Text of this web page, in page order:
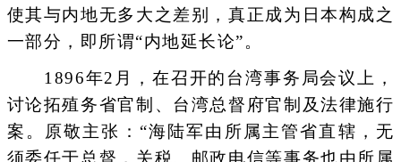
使其与内地无多大之差别，真正成为日本构成之
一部分，即所谓“内地延长论”。
1896年2月，在召开的台湾事务局会议上，
讨论拓殖务省官制、台湾总督府官制及法律施行
案。原敬主张：“海陆军由所属主管省直辖，无
须委任于总督，关税、邮政电信等事务也由所属